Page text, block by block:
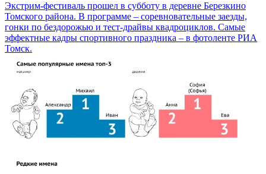
Экстрим-фестиваль прошел в субботу в деревне Березкино
Томского района. В программе – соревновательные заезды,
гонки по бездорожью и тест-драйвы квадроциклов. Самые
эффектные кадры спортивного праздника – в фотоленте РИА
Томск.